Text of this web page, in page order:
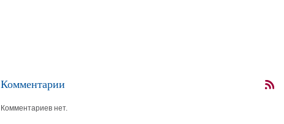
Комментарии
Комментариев нет.